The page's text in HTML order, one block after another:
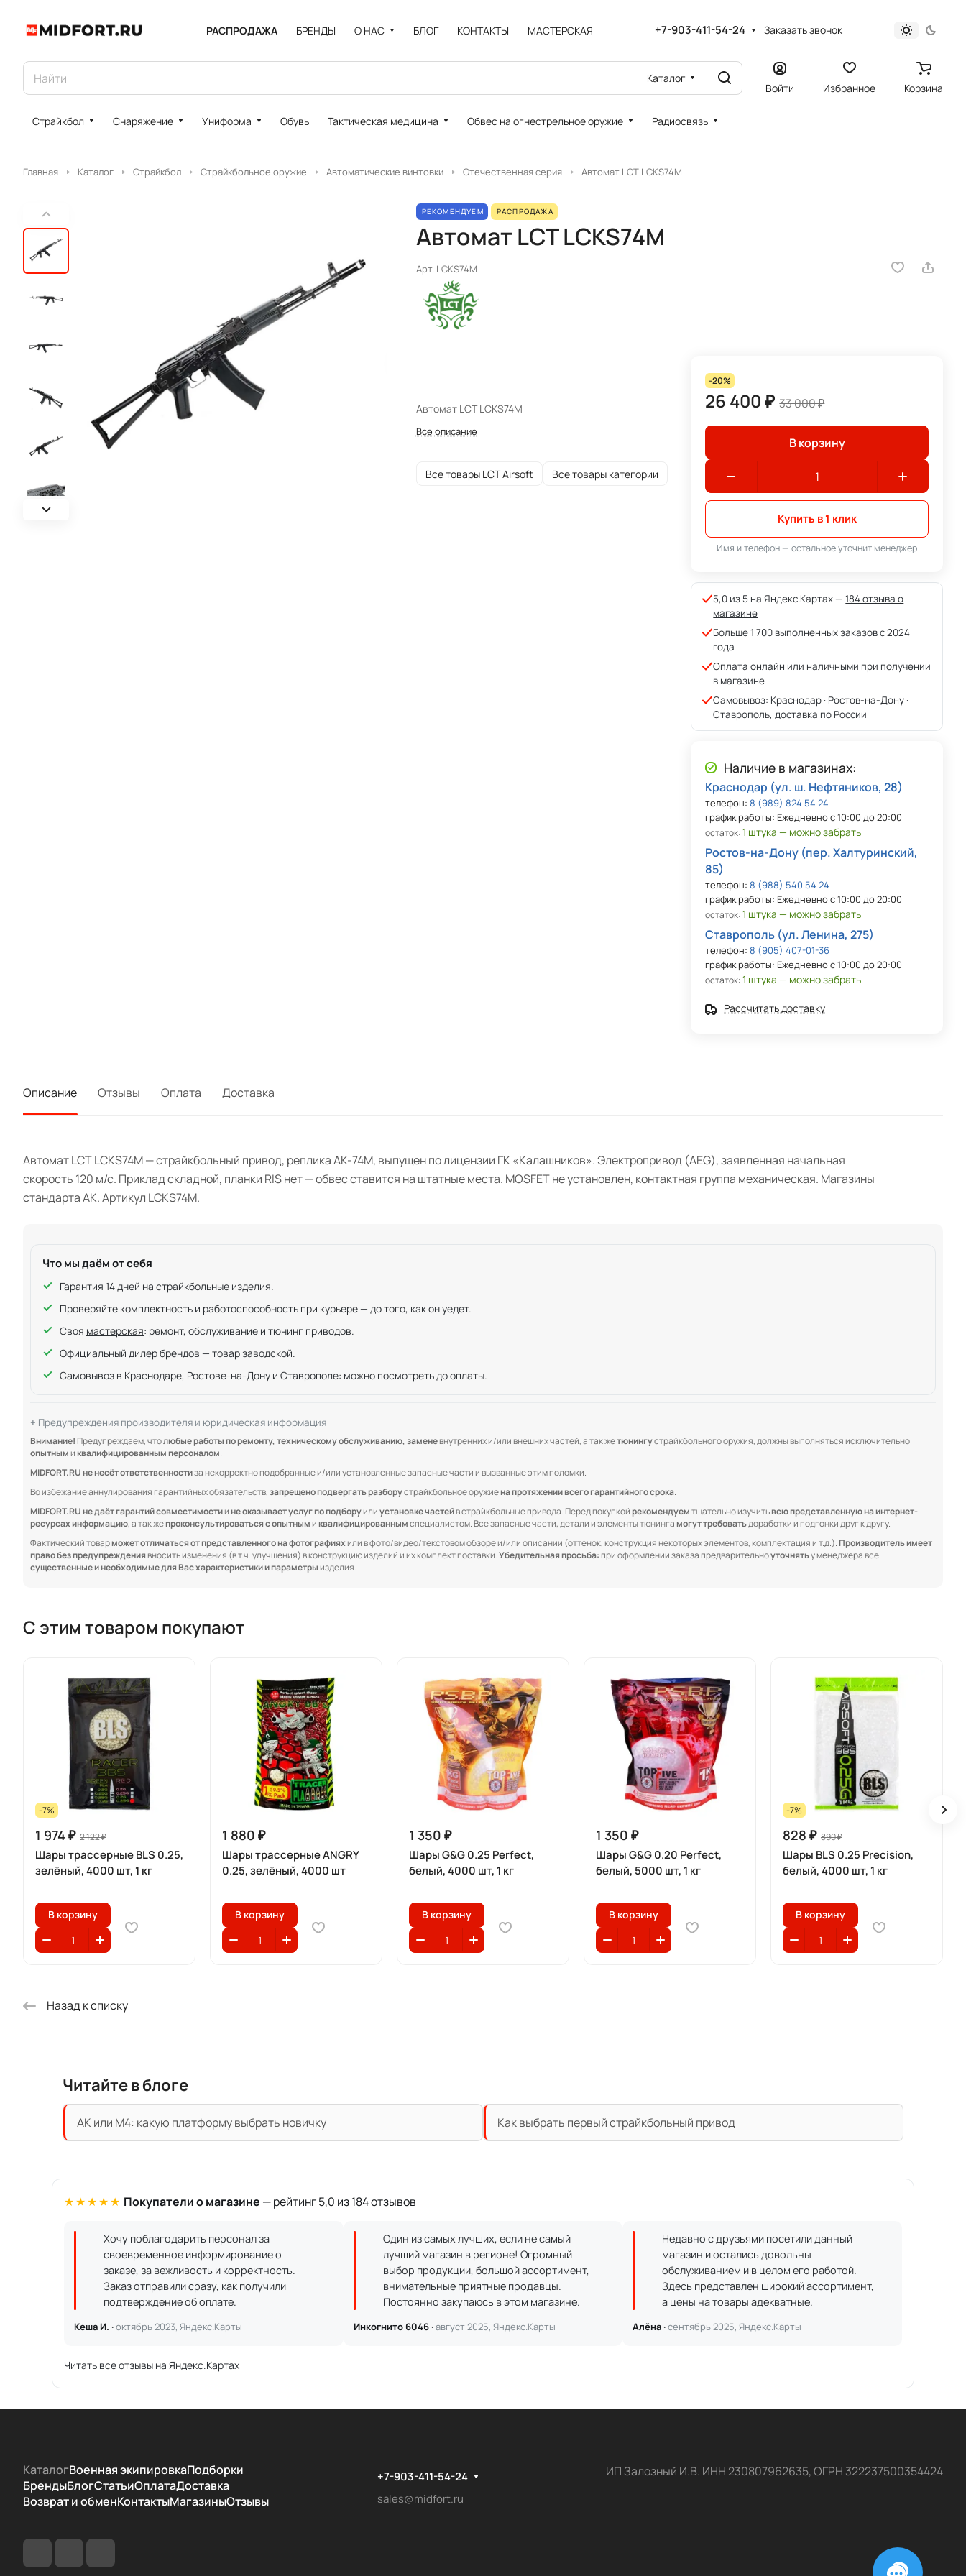
РАСПРОДАЖА БРЕНДЫ О НАС БЛОГ КОНТАКТЫ МАСТЕРСКАЯ +7-903-411-54-24 Заказать звонок
Каталог
Войти Избранное Корзина
Страйкбол Снаряжение Униформа Обувь Тактическая медицина Обвес на огнестрельное оружие Радиосвязь
Главная Каталог Страйкбол Страйкбольное оружие Автоматические винтовки Отечественная серия Автомат LCT LCKS74M
РЕКОМЕНДУЕМ РАСПРОДАЖА
Автомат LCT LCKS74M
Арт. LCKS74M
Автомат LCT LCKS74M
Все описание
Все товары LCT Airsoft Все товары категории
-20%
26 400 ₽ 33 000 ₽
В корзину
Купить в 1 клик
Имя и телефон — остальное уточнит менеджер
5,0 из 5 на Яндекс.Картах —184 отзыва о
магазине
Больше 1 700 выполненных заказов с 2024
года
Оплата онлайн или наличными при получении
в магазине
Самовывоз: Краснодар · Ростов-на-Дону ·
Ставрополь, доставка по России
Наличие в магазинах:
Краснодар (ул. ш. Нефтяников, 28)
телефон:8 (989) 824 54 24
график работы: Ежедневно с 10:00 до 20:00
остаток:1 штука — можно забрать
Ростов-на-Дону (пер. Халтуринский,
85)
телефон:8 (988) 540 54 24
график работы: Ежедневно с 10:00 до 20:00
остаток:1 штука — можно забрать
Ставрополь (ул. Ленина, 275)
телефон:8 (905) 407-01-36
график работы: Ежедневно с 10:00 до 20:00
остаток:1 штука — можно забрать
Рассчитать доставку
Описание Отзывы Оплата Доставка
Автомат LCT LCKS74M — страйкбольный привод, реплика АК-74М, выпущен по лицензии ГК «Калашников». Электропривод (AEG), заявленная начальная
скорость 120 м/с. Приклад складной, планки RIS нет — обвес ставится на штатные места. MOSFET не установлен, контактная группа механическая. Магазины
стандарта АК. Артикул LCKS74M.
Что мы даём от себя
Гарантия 14 дней на страйкбольные изделия.
Проверяйте комплектность и работоспособность при курьере — до того, как он уедет.
Своя мастерская: ремонт, обслуживание и тюнинг приводов.
Официальный дилер брендов — товар заводской.
Самовывоз в Краснодаре, Ростове-на-Дону и Ставрополе: можно посмотреть до оплаты.
Предупреждения производителя и юридическая информация
Внимание! Предупреждаем, чтолюбые работы по ремонту, техническому обслуживанию, заменевнутренних и/или внешних частей, а так жетюнингустрайкбольного оружия, должны выполняться исключительно
опытнымиквалифицированным персоналом.
MIDFORT.RU не несёт ответственностиза некорректно подобранные и/или установленные запасные части и вызванные этим поломки.
Во избежание аннулирования гарантийных обязательств,запрещено подвергать разборустрайкбольное оружиена протяжении всего гарантийного срока.
MIDFORT.RU не даёт гарантий совместимостиине оказывает услуг по подборуилиустановке частейв страйкбольные привода. Перед покупкойрекомендуемтщательно изучитьвсю представленную на интернет-
ресурсах информацию, а так жепроконсультироваться с опытнымиквалифицированнымспециалистом. Все запасные части, детали и элементы тюнингамогут требоватьдоработки и подгонки друг к другу.
Фактический товарможет отличаться от представленного на фотографияхили в фото/видео/текстовом обзоре и/или описании (оттенок, конструкция некоторых элементов, комплектация и т.д.). Производитель имеет
право без предупреждениявносить изменения (в т.ч. улучшения) в конструкцию изделий и их комплект поставки.Убедительная просьба:при оформлении заказа предварительноуточнятьу менеджера все
существенные и необходимые для Вас характеристики и параметрыизделия.
С этим товаром покупают
-7%
1 974 ₽ 2 122 ₽
Шары трассерные BLS 0.25,
зелёный, 4000 шт, 1 кг
В корзину
1 880 ₽
Шары трассерные ANGRY
0.25, зелёный, 4000 шт
В корзину
1 350 ₽
Шары G&G 0.25 Perfect,
белый, 4000 шт, 1 кг
В корзину
1 350 ₽
Шары G&G 0.20 Perfect,
белый, 5000 шт, 1 кг
В корзину
-7%
828 ₽ 890 ₽
Шары BLS 0.25 Precision,
белый, 4000 шт, 1 кг
В корзину
Назад к списку
Читайте в блоге
АК или M4: какую платформу выбрать новичку Как выбрать первый страйкбольный привод
★★★★★ Покупатели о магазине — рейтинг 5,0 из 184 отзывов
Хочу поблагодарить персонал за
своевременное информирование о
заказе, за вежливость и корректность.
Заказ отправили сразу, как получили
подтверждение об оплате.
Кеша И. ·октябрь 2023, Яндекс.Карты
Один из самых лучших, если не самый
лучший магазин в регионе! Огромный
выбор продукции, большой ассортимент,
внимательные приятные продавцы.
Постоянно закупаюсь в этом магазине.
Инкогнито 6046 ·август 2025, Яндекс.Карты
Недавно с друзьями посетили данный
магазин и остались довольны
обслуживанием и в целом его работой.
Здесь представлен широкий ассортимент,
а цены на товары адекватные.
Алёна ·сентябрь 2025, Яндекс.Карты
Читать все отзывы на Яндекс.Картах
КаталогВоенная экипировкаПодборки
БрендыБлогСтатьиОплатаДоставка
Возврат и обменКонтактыМагазиныОтзывы
+7-903-411-54-24
sales@midfort.ru
ИП Залозный И.В. ИНН 230807962635, ОГРН 322237500354424